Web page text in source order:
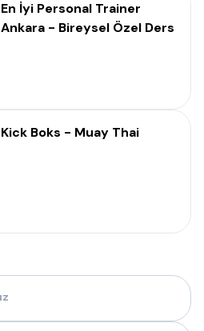
En İyi Personal Trainer
Ankara - Bireysel Özel Ders
Kick Boks - Muay Thai